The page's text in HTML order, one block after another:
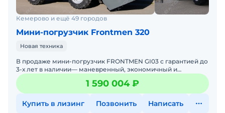
китайский мини погрузчик
Кемерово и ещё 49 городов
Мини-погрузчик Frontmen 320
Новая техника
В продаже мини-погрузчик FRONTMEN GI03 с гарантией до
3-х лет в наличии— маневренный, экономичный и
выносливый. Идеальный помощник для задач любой
сложности на
1 590 004 ₽
Купить в лизинг Позвонить Написать